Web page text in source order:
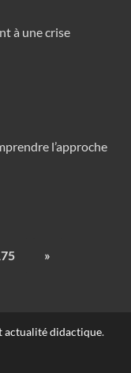
à une crise
l’approche
»
actualité didactique.